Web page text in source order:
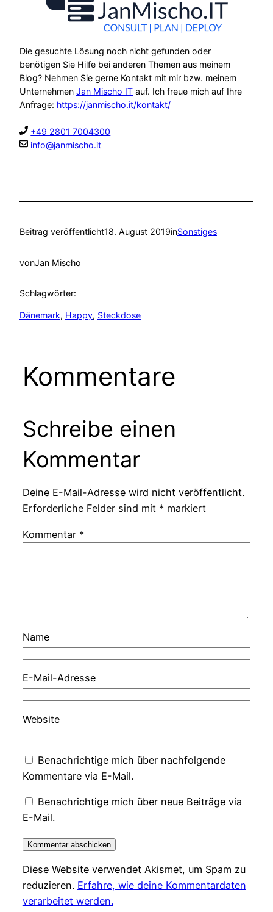
Die gesuchte Lösung noch nicht gefunden oder
benötigen Sie Hilfe bei anderen Themen aus meinem
Blog? Nehmen Sie gerne Kontakt mit mir bzw. meinem
Unternehmen Jan Mischo IT auf. Ich freue mich auf Ihre
Anfrage: https://janmischo.it/kontakt/
+49 2801 7004300
info@janmischo.it
Beitrag veröffentlicht18. August 2019inSonstiges
vonJan Mischo
Schlagwörter:
Dänemark, Happy, Steckdose
Kommentare
Schreibe einen
Kommentar
Deine E-Mail-Adresse wird nicht veröffentlicht.
Erforderliche Felder sind mit * markiert
Kommentar *
Name
E-Mail-Adresse
Website
Benachrichtige mich über nachfolgende
Kommentare via E-Mail.
Benachrichtige mich über neue Beiträge via
E-Mail.
Diese Website verwendet Akismet, um Spam zu
reduzieren. Erfahre, wie deine Kommentardaten
verarbeitet werden.